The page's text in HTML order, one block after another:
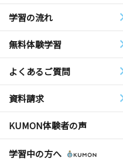
学習の流れ
無料体験学習
よくあるご質問
資料請求
KUMON体験者の声
学習中の方へ